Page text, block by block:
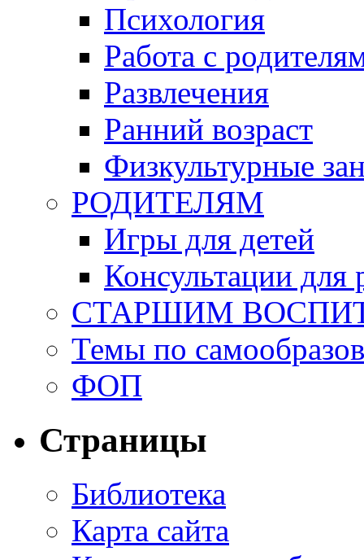
Психология
Работа с
Развлечения
Ранний возраст
Физкультурные
РОДИТЕЛЯМ
Игры для детей
Консультации для
СТАРШИМ
Темы по
ФОП
Страницы
Библиотека
Карта сайта